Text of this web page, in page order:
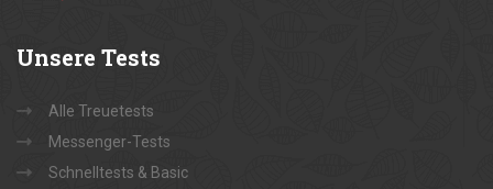
Unsere Tests
Alle Treuetests
Messenger-Tests
Schnelltests & Basic